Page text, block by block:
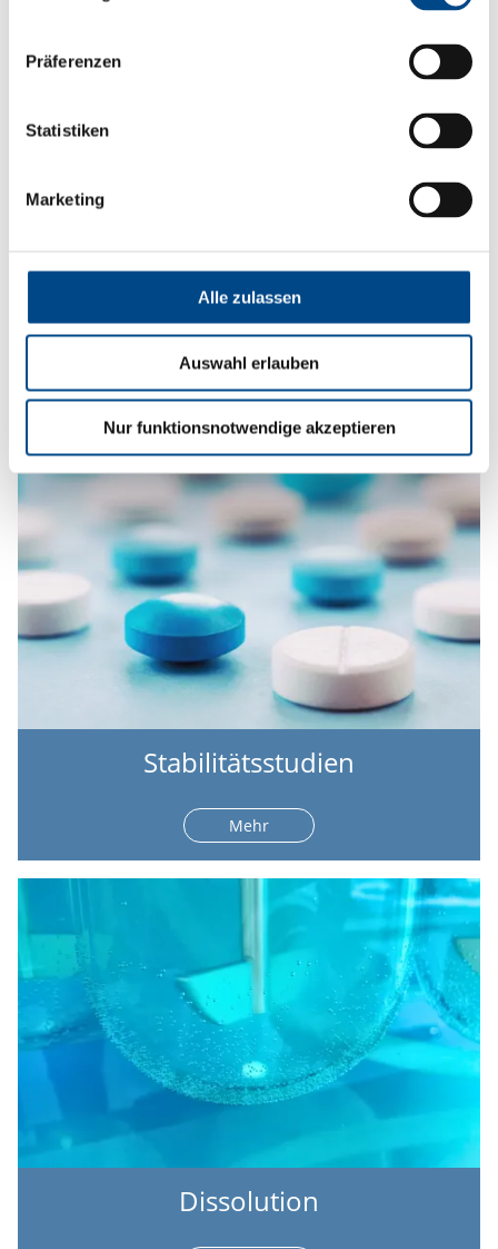
Präferenzen
Statistiken
Marketing
Alle zulassen
Auswahl erlauben
Nur funktionsnotwendige akzeptieren
Methodenentwicklung &
Validierung
Mehr
Stabilitätsstudien
Mehr
Dissolution